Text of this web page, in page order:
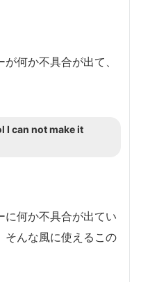
何か不具合が出て、
I can not make it
に何か不具合が出てい
そんな風に使えるこの